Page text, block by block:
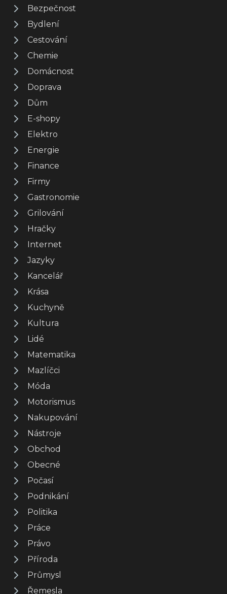
Bezpečnost
Bydlení
Cestování
Chemie
Domácnost
Doprava
Dům
E-shopy
Elektro
Energie
Finance
Firmy
Gastronomie
Grilování
Hračky
Internet
Jazyky
Kancelář
Krása
Kuchyně
Kultura
Lidé
Matematika
Mazlíčci
Móda
Motorismus
Nakupování
Nástroje
Obchod
Obecné
Počasí
Podnikání
Politika
Práce
Právo
Příroda
Průmysl
Řemesla